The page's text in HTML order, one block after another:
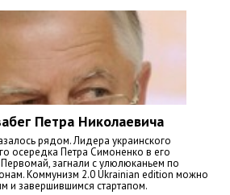
Петра Николаевича
рядом. Лидера украинского
осередка Петра Симоненко в его
загнали с улюлюканьем по
Коммунизм 2.0 Ukrainian edition можно
и завершившимся стартапом.